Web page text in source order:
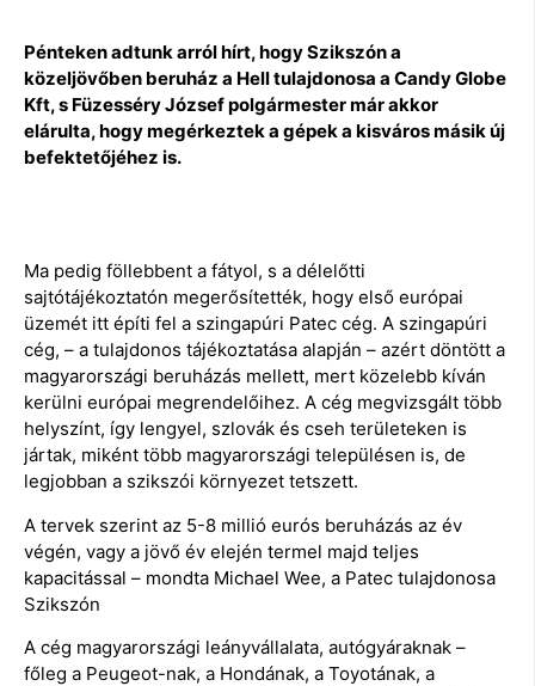
Pénteken adtunk arról hírt, hogy Szikszón a
közeljövőben beruház a Hell tulajdonosa a Candy Globe
Kft, s Füzesséry József polgármester már akkor
elárulta, hogy megérkeztek a gépek a kisváros másik új
befektetőjéhez is.
Ma pedig föllebbent a fátyol, s a délelőtti
sajtótájékoztatón megerősítették, hogy első európai
üzemét itt építi fel a szingapúri Patec cég. A szingapúri
cég, – a tulajdonos tájékoztatása alapján – azért döntött a
magyarországi beruházás mellett, mert közelebb kíván
kerülni európai megrendelőihez. A cég megvizsgált több
helyszínt, így lengyel, szlovák és cseh területeken is
jártak, miként több magyarországi településen is, de
legjobban a szikszói környezet tetszett.
A tervek szerint az 5-8 millió eurós beruházás az év
végén, vagy a jövő év elején termel majd teljes
kapacitással – mondta Michael Wee, a Patec tulajdonosa
Szikszón
A cég magyarországi leányvállalata, autógyáraknak –
főleg a Peugeot-nak, a Hondának, a Toyotának, a